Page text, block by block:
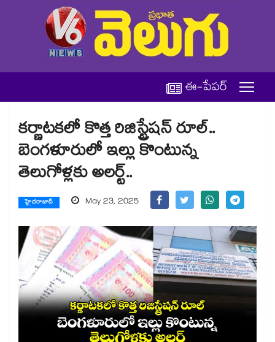
ఈ-పేపర్
కర్ణాటకలో కొత్త రిజిస్ట్రేషన్ రూల్..
బెంగళూరులో ఇల్లు కొంటున్న
తెలుగోళ్లకు అలర్ట్..
హైదరాబాద్ May 23, 2025